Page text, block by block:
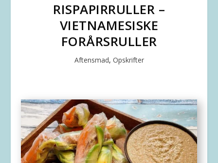
RISPAPIRRULLER –
VIETNAMESISKE
FORÅRSRULLER
Aftensmad, Opskrifter